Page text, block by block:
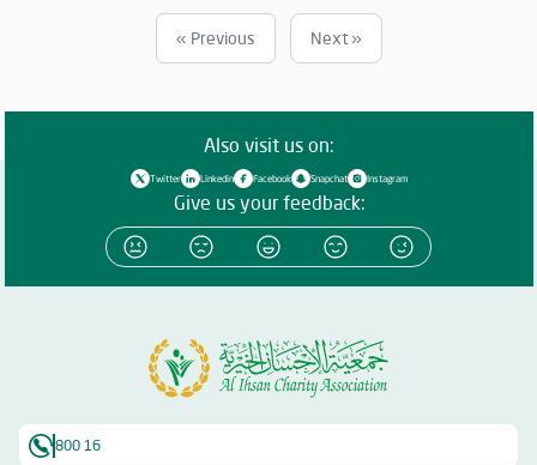
وتعزيزاً لمكانة الإمارة وإبراز دورها في نشر قيم الخير والمحبة في الشهر
« Previous Next »
Also visit us on:
Twitter Linkedin Facebook Snapchat Instagram
Give us your feedback:
800 16